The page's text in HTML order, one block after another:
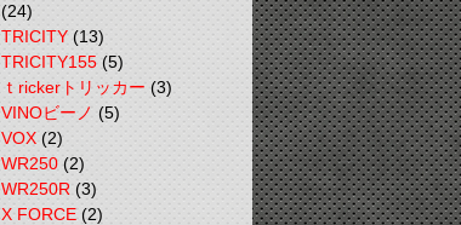
(24)
TRICITY(13)
TRICITY155(5)
ｔrickerトリッカー(3)
VINOビーノ(5)
VOX(2)
WR250(2)
WR250R(3)
X FORCE(2)